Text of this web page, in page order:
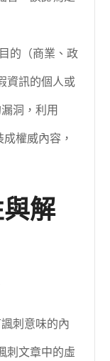
的（商業、政
資訊的個人或
洞，利用
權威內容，
解
刺意味的內
刺文章中的虛